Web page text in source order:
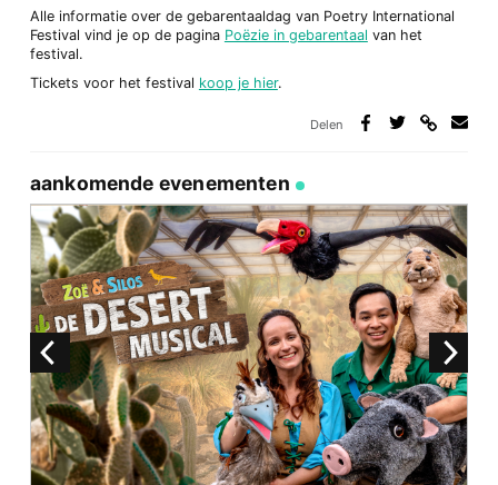
Alle informatie over de gebarentaaldag van Poetry International
Festival vind je op de pagina Poëzie in gebarentaal van het
festival.
Tickets voor het festival koop je hier.
Delen
aankomende evenementen